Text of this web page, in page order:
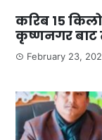
करिब १५
कृष्णनगर बाट
February 23,